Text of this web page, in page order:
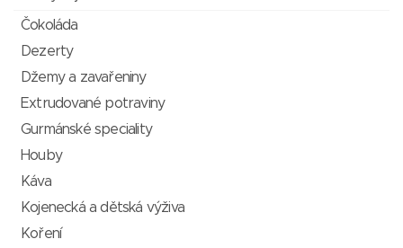
Čokoláda
Dezerty
Džemy a zavařeniny
Extrudované potraviny
Gurmánské speciality
Houby
Káva
Kojenecká a dětská výživa
Koření